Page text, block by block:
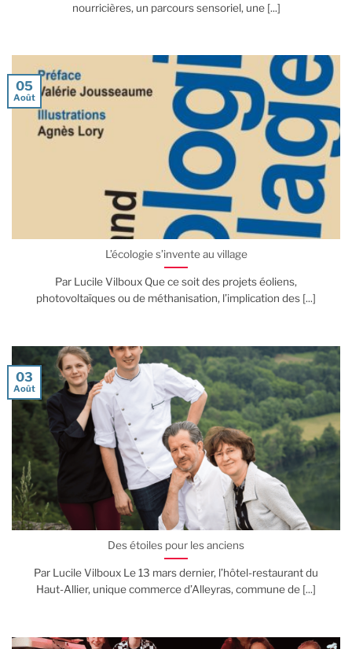
nourricières, un parcours sensoriel, une [...]
L’écologie s’invente au village
Par Lucile Vilboux Que ce soit des projets éoliens,
photovoltaïques ou de méthanisation, l’implication des [...]
05
Août
Des étoiles pour les anciens
Par Lucile Vilboux Le 13 mars dernier, l’hôtel-restaurant du
Haut-Allier, unique commerce d’Alleyras, commune de [...]
03
Août